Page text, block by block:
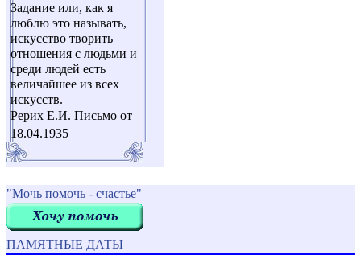
Задание или, как я
люблю это называть,
искусство творить
отношения с людьми и
среди людей есть
величайшее из всех
искусств.
Рерих Е.И. Письмо от
18.04.1935
"Мочь помочь - счастье"
ПАМЯТНЫЕ ДАТЫ